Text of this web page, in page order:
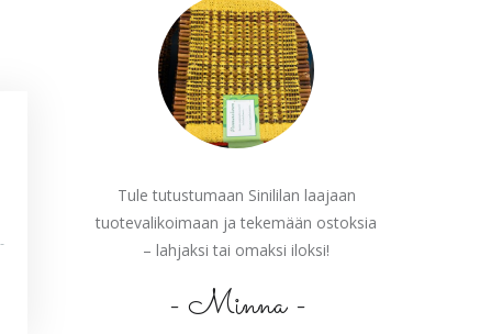
Tule tutustumaan Sinililan laajaan
tuotevalikoimaan ja tekemään ostoksia
– lahjaksi tai omaksi iloksi!
- Minna -